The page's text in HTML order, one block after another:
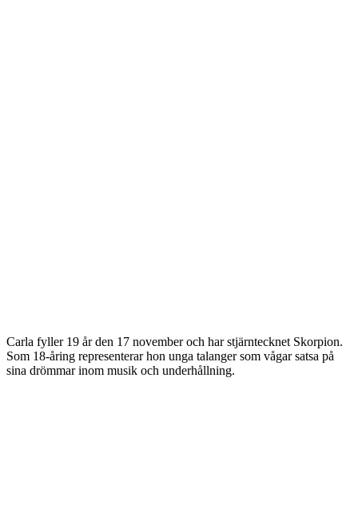
Carla fyller 19 år den 17 november och har stjärntecknet Skorpion.
Som 18-åring representerar hon unga talanger som vågar satsa på
sina drömmar inom musik och underhållning.